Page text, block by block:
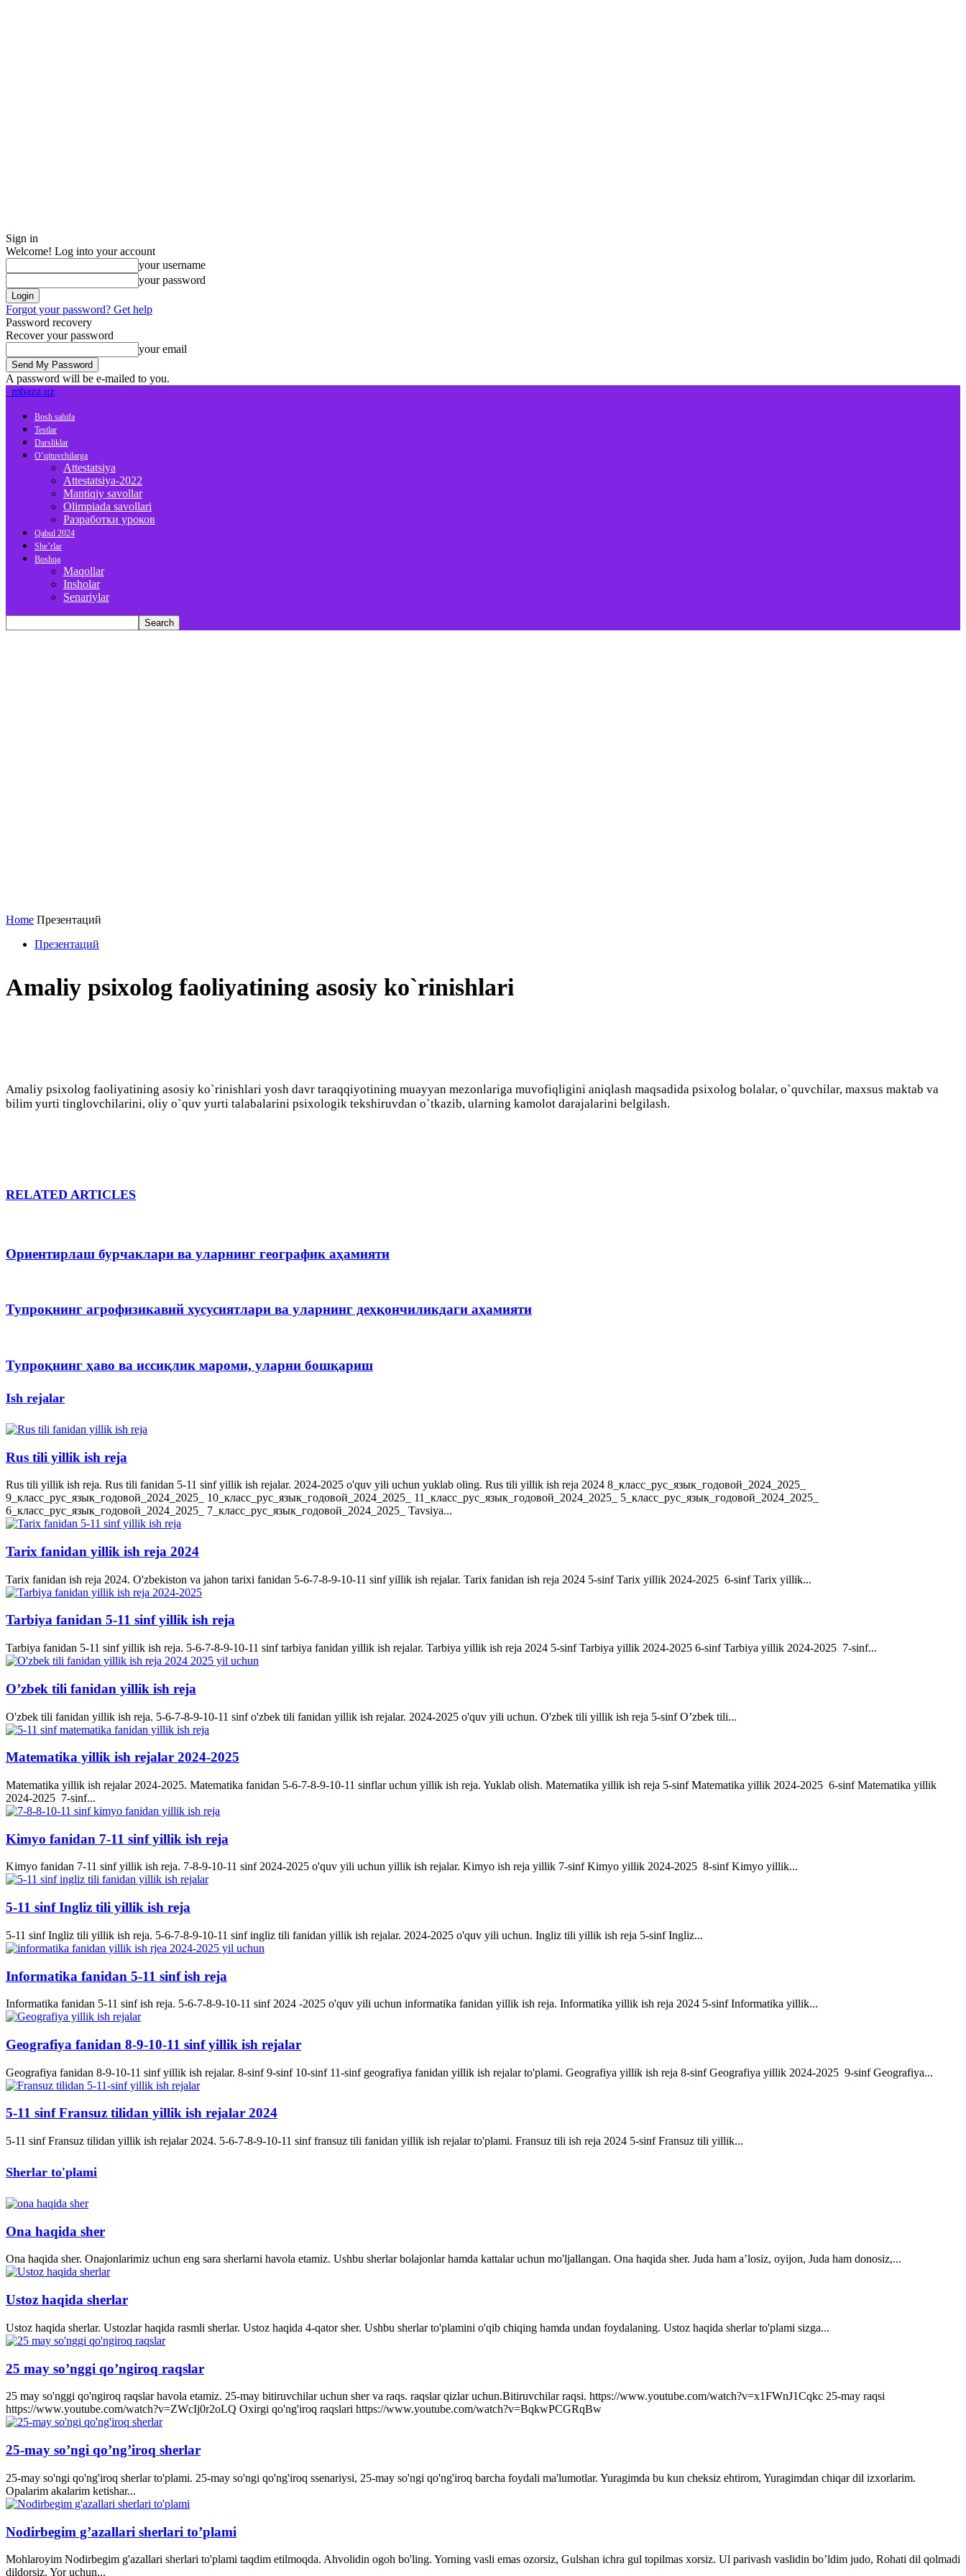
Sign in
Welcome! Log into your account
your username
your password
Forgot your password? Get help
Password recovery
Recover your password
your email
A password will be e-mailed to you.
mbaza.uz
Bosh sahifa
Testlar
Darsliklar
O’qituvchilarga
Attestatsiya
Attestatsiya-2022
Mantiqiy savollar
Olimpiada savollari
Разработки уроков
Qabul 2024
She’rlar
Boshqa
Maqollar
Insholar
Senariylar
Home Презентаций
Презентаций
Amaliy psixolog faoliyatining asosiy ko`rinishlari
Amaliy psixolog faoliyatining asosiy ko`rinishlari yosh davr taraqqiyotining muayyan mеzonlariga muvofiqligini aniqlash maqsadida psixolog bolalar, o`quvchilar, maxsus maktab va
bilim yurti tinglovchilarini, oliy o`quv yurti talabalarini psixologik tеkshiruvdan o`tkazib, ularning kamolot darajalarini bеlgilash.
RELATED ARTICLES
Ориентирлаш бурчаклари ва уларнинг географик аҳамияти
Тупроқнинг агрофизикавий хусусиятлари ва уларнинг деҳқончиликдаги аҳамияти
Тупроқнинг ҳаво ва иссиқлик мароми, уларни бошқариш
Ish rejalar
Rus tili yillik ish reja
Rus tili yillik ish reja. Rus tili fanidan 5-11 sinf yillik ish rejalar. 2024-2025 o'quv yili uchun yuklab oling. Rus tili yillik ish reja 2024 8_класс_рус_язык_годовой_2024_2025_
9_класс_рус_язык_годовой_2024_2025_ 10_класс_рус_язык_годовой_2024_2025_ 11_класс_рус_язык_годовой_2024_2025_ 5_класс_рус_язык_годовой_2024_2025_
6_класс_рус_язык_годовой_2024_2025_ 7_класс_рус_язык_годовой_2024_2025_ Tavsiya...
Tarix fanidan yillik ish reja 2024
Tarix fanidan ish reja 2024. O'zbekiston va jahon tarixi fanidan 5-6-7-8-9-10-11 sinf yillik ish rejalar. Tarix fanidan ish reja 2024 5-sinf Tarix yillik 2024-2025 6-sinf Tarix yillik...
Tarbiya fanidan 5-11 sinf yillik ish reja
Tarbiya fanidan 5-11 sinf yillik ish reja. 5-6-7-8-9-10-11 sinf tarbiya fanidan yillik ish rejalar. Tarbiya yillik ish reja 2024 5-sinf Tarbiya yillik 2024-2025 6-sinf Tarbiya yillik 2024-2025 7-sinf...
O’zbek tili fanidan yillik ish reja
O'zbek tili fanidan yillik ish reja. 5-6-7-8-9-10-11 sinf o'zbek tili fanidan yillik ish rejalar. 2024-2025 o'quv yili uchun. O'zbek tili yillik ish reja 5-sinf O’zbek tili...
Matematika yillik ish rejalar 2024-2025
Matematika yillik ish rejalar 2024-2025. Matematika fanidan 5-6-7-8-9-10-11 sinflar uchun yillik ish reja. Yuklab olish. Matematika yillik ish reja 5-sinf Matematika yillik 2024-2025 6-sinf Matematika yillik
2024-2025 7-sinf...
Kimyo fanidan 7-11 sinf yillik ish reja
Kimyo fanidan 7-11 sinf yillik ish reja. 7-8-9-10-11 sinf 2024-2025 o'quv yili uchun yillik ish rejalar. Kimyo ish reja yillik 7-sinf Kimyo yillik 2024-2025 8-sinf Kimyo yillik...
5-11 sinf Ingliz tili yillik ish reja
5-11 sinf Ingliz tili yillik ish reja. 5-6-7-8-9-10-11 sinf ingliz tili fanidan yillik ish rejalar. 2024-2025 o'quv yili uchun. Ingliz tili yillik ish reja 5-sinf Ingliz...
Informatika fanidan 5-11 sinf ish reja
Informatika fanidan 5-11 sinf ish reja. 5-6-7-8-9-10-11 sinf 2024 -2025 o'quv yili uchun informatika fanidan yillik ish reja. Informatika yillik ish reja 2024 5-sinf Informatika yillik...
Geografiya fanidan 8-9-10-11 sinf yillik ish rejalar
Geografiya fanidan 8-9-10-11 sinf yillik ish rejalar. 8-sinf 9-sinf 10-sinf 11-sinf geografiya fanidan yillik ish rejalar to'plami. Geografiya yillik ish reja 8-sinf Geografiya yillik 2024-2025 9-sinf Geografiya...
5-11 sinf Fransuz tilidan yillik ish rejalar 2024
5-11 sinf Fransuz tilidan yillik ish rejalar 2024. 5-6-7-8-9-10-11 sinf fransuz tili fanidan yillik ish rejalar to'plami. Fransuz tili ish reja 2024 5-sinf Fransuz tili yillik...
Sherlar to'plami
Ona haqida sher
Ona haqida sher. Onajonlarimiz uchun eng sara sherlarni havola etamiz. Ushbu sherlar bolajonlar hamda kattalar uchun mo'ljallangan. Ona haqida sher. Juda ham a’losiz, oyijon, Juda ham donosiz,...
Ustoz haqida sherlar
Ustoz haqida sherlar. Ustozlar haqida rasmli sherlar. Ustoz haqida 4-qator sher. Ushbu sherlar to'plamini o'qib chiqing hamda undan foydalaning. Ustoz haqida sherlar to'plami sizga...
25 may so’nggi qo’ngiroq raqslar
25 may so'nggi qo'ngiroq raqslar havola etamiz. 25-may bitiruvchilar uchun sher va raqs. raqslar qizlar uchun.Bitiruvchilar raqsi. https://www.youtube.com/watch?v=x1FWnJ1Cqkc 25-may raqsi
https://www.youtube.com/watch?v=ZWcIj0r2oLQ Oxirgi qo'ng'iroq raqslari https://www.youtube.com/watch?v=BqkwPCGRqBw
25-may so’ngi qo’ng’iroq sherlar
25-may so'ngi qo'ng'iroq sherlar to'plami. 25-may so'ngi qo'ng'iroq ssenariysi, 25-may so'ngi qo'ng'iroq barcha foydali ma'lumotlar. Yuragimda bu kun cheksiz ehtirom, Yuragimdan chiqar dil izxorlarim.
Opalarim akalarim ketishar...
Nodirbegim g’azallari sherlari to’plami
Mohlaroyim Nodirbegim g'azallari sherlari to'plami taqdim etilmoqda. Ahvolidin ogoh bo'ling. Yorning vasli emas ozorsiz, Gulshan ichra gul topilmas xorsiz. Ul parivash vaslidin bo’ldim judo, Rohati dil qolmadi
dildorsiz. Yor uchun...